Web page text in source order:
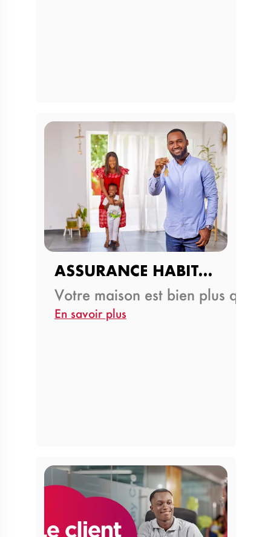
ASSURANCE HABITATION :…
Votre maison est bien plus
En savoir plus